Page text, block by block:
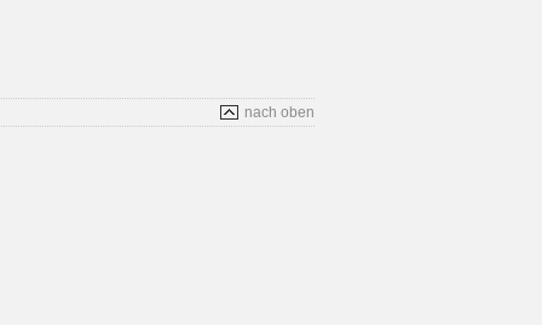
nach oben